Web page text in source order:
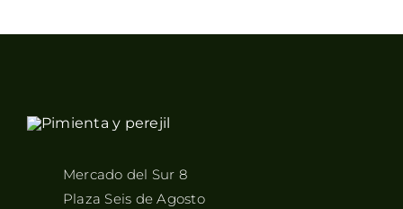
Mercado del Sur 8
Plaza Seis de Agosto